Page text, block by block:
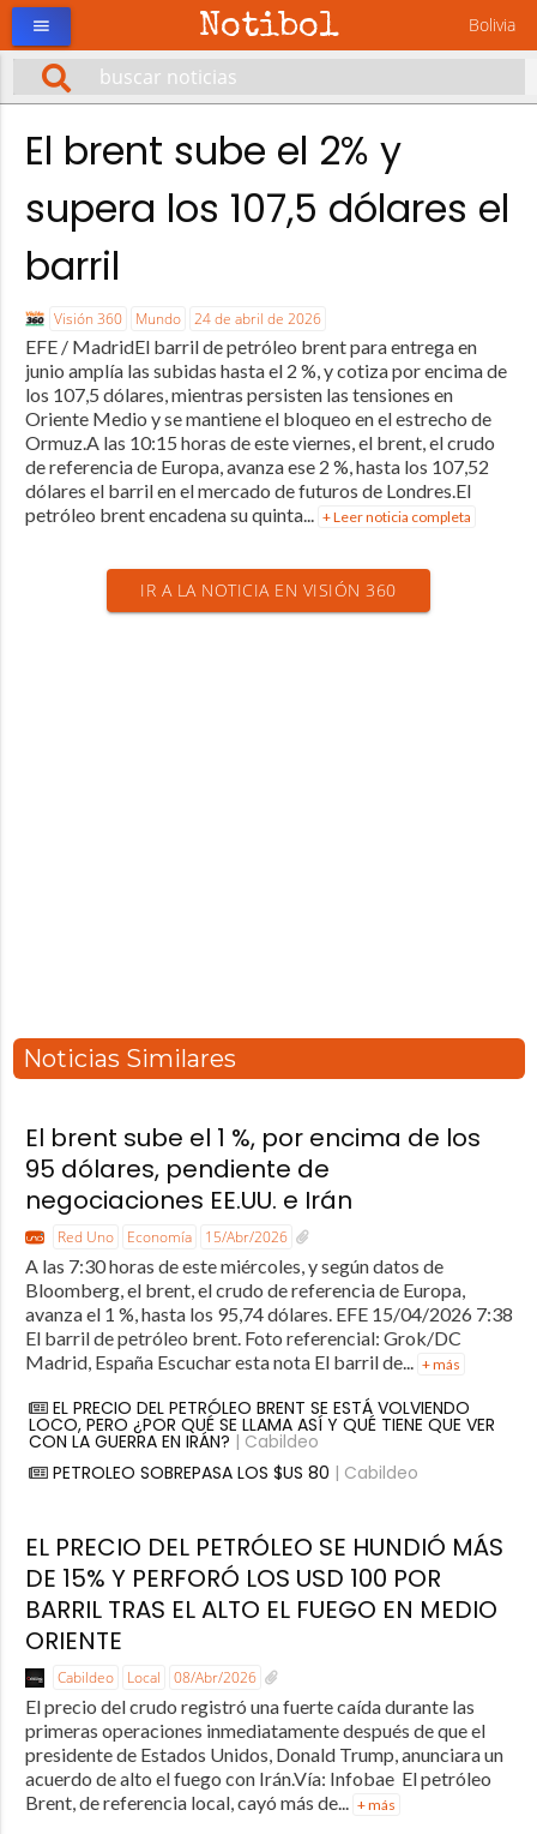
Notibol Bolivia
menu
El brent sube el 2% y
supera los 107,5 dólares el
barril
Visión 360 Mundo 24 de abril de 2026
EFE / MadridEl barril de petróleo brent para entrega en
junio amplía las subidas hasta el 2 %, y cotiza por encima de
los 107,5 dólares, mientras persisten las tensiones en
Oriente Medio y se mantiene el bloqueo en el estrecho de
Ormuz.A las 10:15 horas de este viernes, el brent, el crudo
de referencia de Europa, avanza ese 2 %, hasta los 107,52
dólares el barril en el mercado de futuros de Londres.El
petróleo brent encadena su quinta... + Leer noticia completa
IR A LA NOTICIA EN VISIÓN 360
Noticias Similares
El brent sube el 1 %, por encima de los
95 dólares, pendiente de
negociaciones EE.UU. e Irán
Red Uno Economía 15/Abr/2026
A las 7:30 horas de este miércoles, y según datos de
Bloomberg, el brent, el crudo de referencia de Europa,
avanza el 1 %, hasta los 95,74 dólares. EFE 15/04/2026 7:38
El barril de petróleo brent. Foto referencial: Grok/DC
Madrid, España Escuchar esta nota El barril de... + más
EL PRECIO DEL PETRÓLEO BRENT SE ESTÁ VOLVIENDO
LOCO, PERO ¿POR QUÉ SE LLAMA ASÍ Y QUÉ TIENE QUE VER
CON LA GUERRA EN IRÁN? | Cabildeo
PETROLEO SOBREPASA LOS $US 80 | Cabildeo
EL PRECIO DEL PETRÓLEO SE HUNDIÓ MÁS
DE 15% Y PERFORÓ LOS USD 100 POR
BARRIL TRAS EL ALTO EL FUEGO EN MEDIO
ORIENTE
Cabildeo Local 08/Abr/2026
El precio del crudo registró una fuerte caída durante las
primeras operaciones inmediatamente después de que el
presidente de Estados Unidos, Donald Trump, anunciara un
acuerdo de alto el fuego con Irán.Vía: Infobae El petróleo
Brent, de referencia local, cayó más de...
+ más